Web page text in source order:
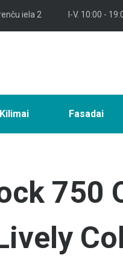
iela 2 I-V. 10:00 -
Kilimai Fasadai
750